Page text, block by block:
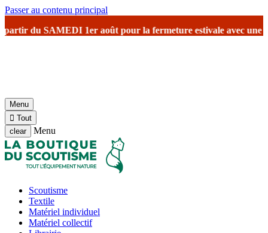
Passer au contenu principal
du SAMEDI 1er aoûtpour la fermeture estivaleavec une
Menu
 Tout
clear
Menu
Scoutisme
Textile
Matériel individuel
Matériel collectif